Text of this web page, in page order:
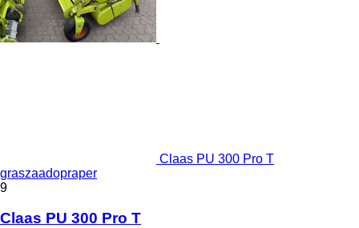
Claas PU 300 Pro T
graszaadopraper
9
Claas PU 300 Pro T